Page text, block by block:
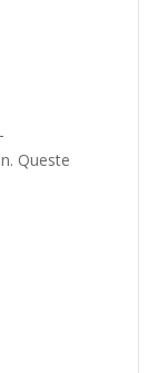
Queste